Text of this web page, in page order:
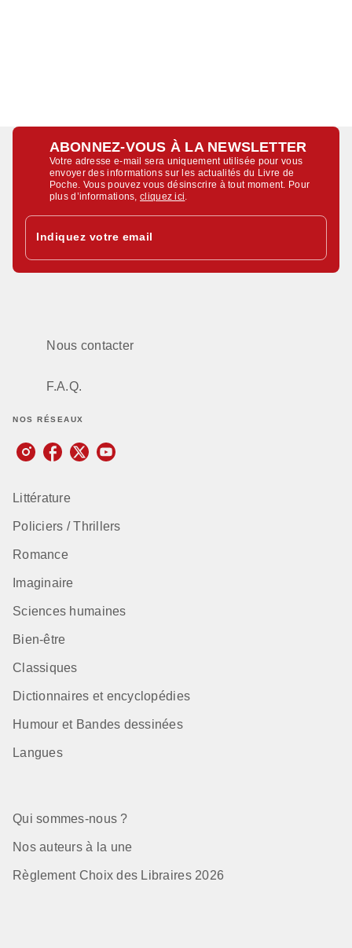
ABONNEZ-VOUS À LA NEWSLETTER
Votre adresse e-mail sera uniquement utilisée pour vous
envoyer des informations sur les actualités du Livre de
Poche. Vous pouvez vous désinscrire à tout moment. Pour
plus d’informations,cliquez ici
Indiquez votre email
Nous contacter
F.A.Q.
NOS RÉSEAUX
Littérature
Policiers / Thrillers
Romance
Imaginaire
Sciences humaines
Bien-être
Classiques
Dictionnaires et encyclopédies
Humour et Bandes dessinées
Langues
Qui sommes-nous ?
Nos auteurs à la une
Règlement Choix des Libraires 2026